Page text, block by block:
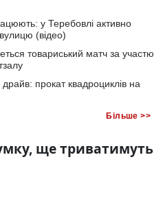
у Теребовлі активно
(відео)
товариський матч за участю
прокат квадроциклів на
Більше >>
ще триватимуть